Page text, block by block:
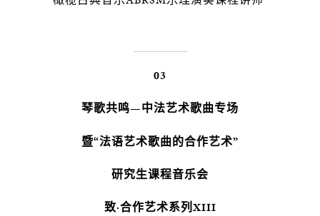
03
琴歌共鸣—中法艺术歌曲专场
暨“法语艺术歌曲的合作艺术”
研究生课程音乐会
致·合作艺术系列XIII